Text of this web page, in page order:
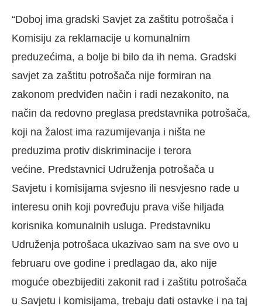
“Doboj ima gradski Savjet za zaštitu potrošača i
Komisiju za reklamacije u komunalnim
preduzećima, a bolje bi bilo da ih nema. Gradski
savjet za zaštitu potrošača nije formiran na
zakonom predviđen način i radi nezakonito, na
način da redovno preglasa predstavnika potrošača,
koji na žalost ima razumijevanja i ništa ne
preduzima protiv diskriminacije i terora
većine. Predstavnici Udruženja potrošača u
Savjetu i komisijama svjesno ili nesvjesno rade u
interesu onih koji povređuju prava više hiljada
korisnika komunalnih usluga. Predstavniku
Udruženja potrošaca ukazivao sam na sve ovo u
februaru ove godine i predlagao da, ako nije
moguće obezbijediti zakonit rad i zaštitu potrošača
u Savjetu i komisijama, trebaju dati ostavke i na taj